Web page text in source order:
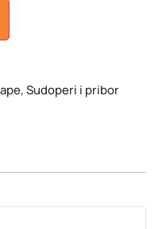
,Sudoperi i pribor